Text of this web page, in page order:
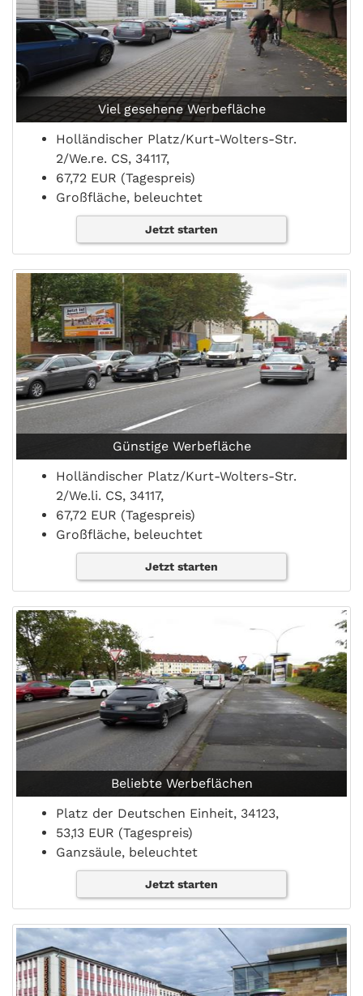
Viel gesehene Werbefläche
Holländischer Platz/Kurt-Wolters-Str.
2/We.re. CS, 34117,
67,72 EUR (Tagespreis)
Großfläche, beleuchtet
Jetzt starten
Günstige Werbefläche
Holländischer Platz/Kurt-Wolters-Str.
2/We.li. CS, 34117,
67,72 EUR (Tagespreis)
Großfläche, beleuchtet
Jetzt starten
Beliebte Werbeflächen
Platz der Deutschen Einheit, 34123,
53,13 EUR (Tagespreis)
Ganzsäule, beleuchtet
Jetzt starten